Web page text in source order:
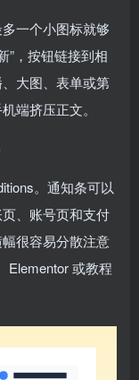
一个小图标就够
”，按钮链接到相
大图、表单或第
端挤压正文。
。通知条可以
、账号页和支付
很容易分散注意
Elementor 或教程